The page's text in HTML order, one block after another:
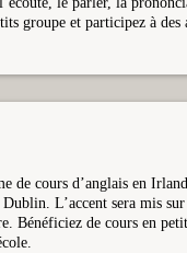
groupe et participez à des
de cours d’anglais en
L’accent sera mis
Bénéficiez de cours en